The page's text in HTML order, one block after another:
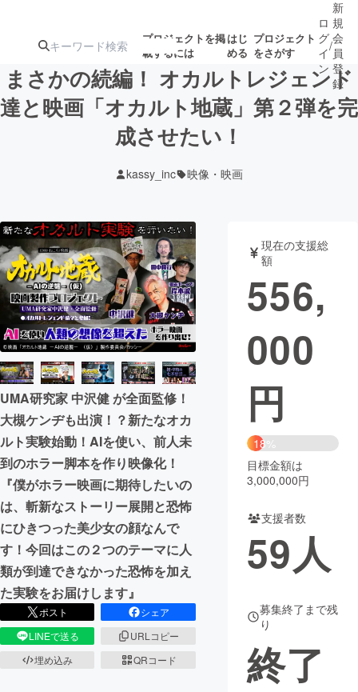
プロジェクトを掲
載するには
はじ
める
プロジェクト
をさがす
注目の新着プロ募集終了が近いプ
テクノロジー・ガジェット
映像・映画 書籍・雑誌
ビジネス・起業 チャレンジ
まちづくり・地域活性化
CAMPFIRE for Social Good
CAMPFIRE Creation
CAMPFIREふるさと納税
コミュニティ
ロ
グ
イ
ン
/
新
規
会
員
登
録
まさかの続編！ オカルトレジェンド
達と映画「オカルト地蔵」第２弾を完
成させたい！
kassy_inc 映像・映画
UMA研究家 中沢健 が全面監修！
大槻ケンヂも出演！？新たなオカ
ルト実験始動！AIを使い、前人未
到のホラー脚本を作り映像化！
『僕がホラー映画に期待したいの
は、斬新なストーリー展開と恐怖
にひきつった美少女の顔なんで
す！今回はこの２つのテーマに人
類が到達できなかった恐怖を加え
た実験をお届けします』
ポスト
シェア
LINEで送る
URLコピー
埋め込み
QRコード
現在の支援総
額
556,
000
円
18%
目標金額は
3,000,000円
支援者数
59人
募集終了まで残
り
終了